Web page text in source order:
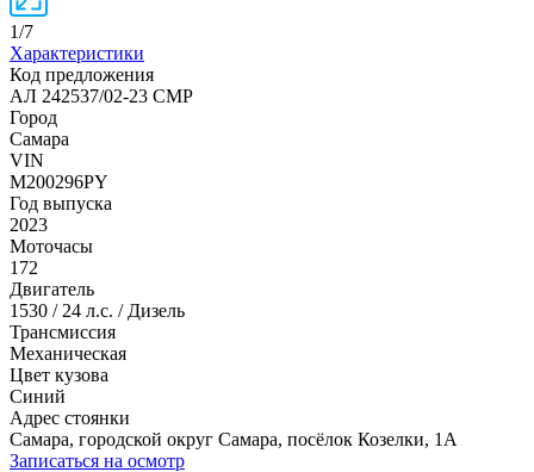
1/7
Характеристики
Код предложения
АЛ 242537/02-23 СМР
Город
Самара
VIN
M200296PY
Год выпуска
2023
Моточасы
172
Двигатель
1530 / 24 л.с. / Дизель
Трансмиссия
Механическая
Цвет кузова
Синий
Адрес стоянки
Самара, городской округ Самара, посёлок Козелки, 1А
Записаться на осмотр